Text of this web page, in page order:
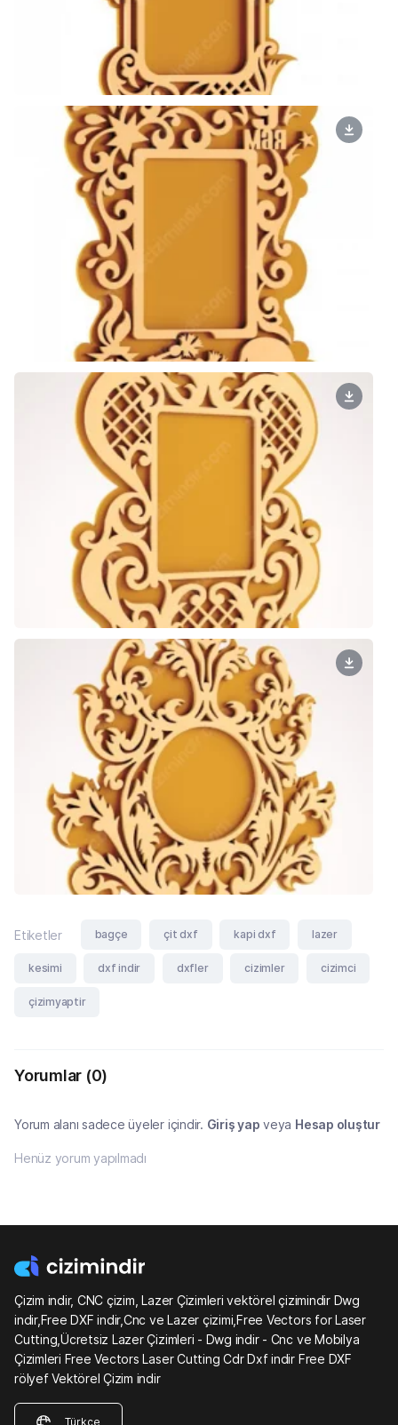
Etiketler bagçe çit dxf kapi dxf lazer
kesimi dxf indir dxfler cizimler cizimci
çizimyaptir
Yorumlar (0)
Yorum alanı sadece üyeler içindir. Giriş yap veya Hesap oluştur
Henüz yorum yapılmadı
Çizim indir, CNC çizim, Lazer Çizimleri vektörel çizimindir Dwg
indir,Free DXF indir,Cnc ve Lazer çizimi,Free Vectors for Laser
Cutting,Ücretsiz Lazer Çizimleri - Dwg indir - Cnc ve Mobilya
Çizimleri Free Vectors Laser Cutting Cdr Dxf indir Free DXF
rölyef Vektörel Çizim indir
Türkçe